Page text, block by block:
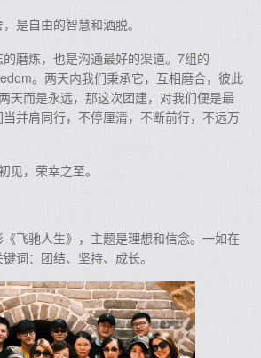
是自由的智慧和洒脱。
磨炼，也是沟通最好的渠道。7组的
。两天内我们秉承它，互相磨合，彼此
天而是永远，那这次团建，对我们便是最
并肩同行，不停厘清，不断前行，不远万
见，荣幸之至。
飞驰人生》，主题是理想和信念。一如在
词：团结、坚持、成长。